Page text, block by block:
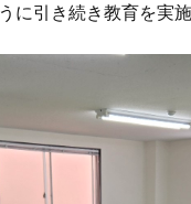
に引き続き教育を実